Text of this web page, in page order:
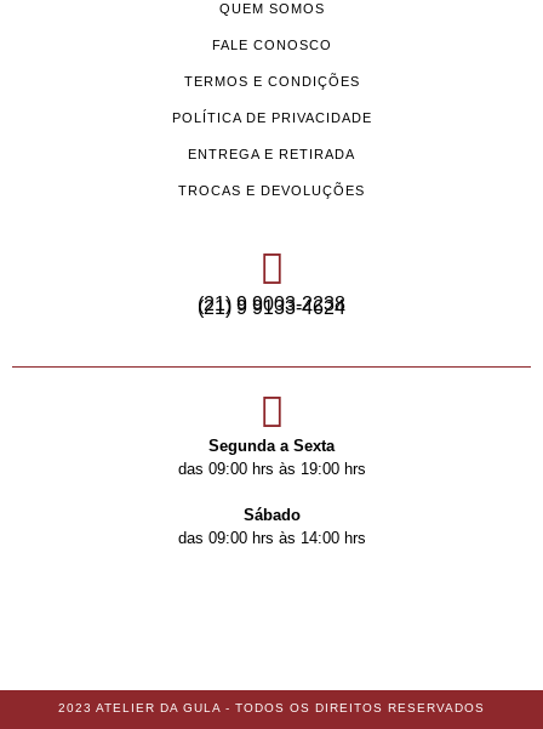
QUEM SOMOS
FALE CONOSCO
TERMOS E CONDIÇÕES
POLÍTICA DE PRIVACIDADE
ENTREGA E RETIRADA
TROCAS E DEVOLUÇÕES
(21) 9 9003-2238
(21) 9 9133-4624
Segunda a Sexta
das 09:00 hrs às 19:00 hrs
Sábado
das 09:00 hrs às 14:00 hrs
2023 ATELIER DA GULA - TODOS OS DIREITOS RESERVADOS